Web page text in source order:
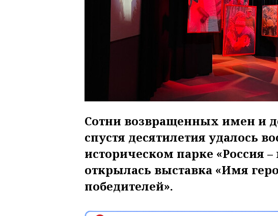
Сотни возвращенных имен и
спустя десятилетия удалось
историческом парке «Россия
открылась выставка «Имя
победителей».